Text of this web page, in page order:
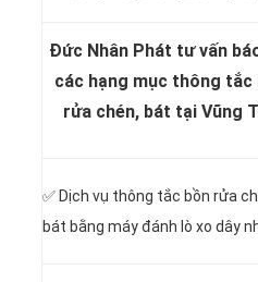
Đức Nhân Phát tư vấn
các hạng mục thông tắc
rửa chén, bát tại Vũng
✅ Dịch vụ thông tắc bồn rửa
bát bằng máy đánh lò xo dây